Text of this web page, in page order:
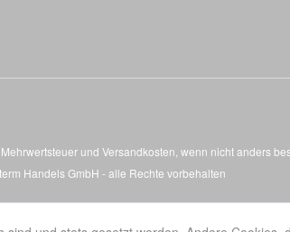
und Versandkosten , wenn nicht anders
Handels GmbH - alle Rechte vorbehalten